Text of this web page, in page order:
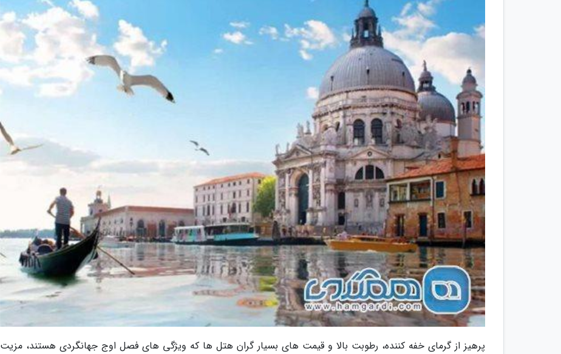
پرهیز از گرمای خفه کننده، رطوبت بالا و قیمت های بسیار گران هتل ها که ویژگی های فصل اوج جهانگردی هستند، مزیت